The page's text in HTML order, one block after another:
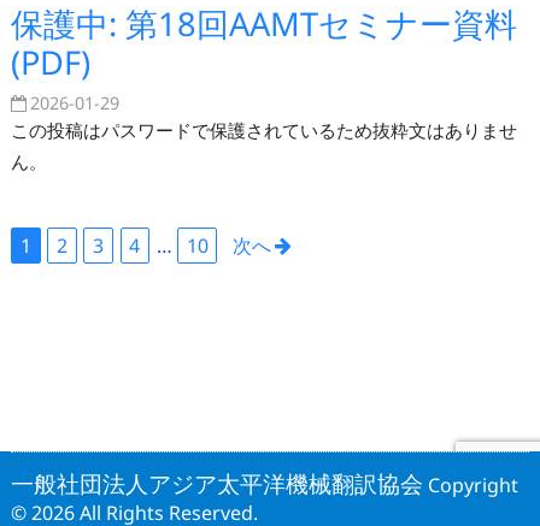
保護中: 第18回AAMTセミナー資料
(PDF)
2026-01-29
この投稿はパスワードで保護されているため抜粋文はありませ
ん。
1 2 3 4 … 10 次へ
一般社団法人アジア太平洋機械翻訳協会 Copyright
© 2026 All Rights Reserved.